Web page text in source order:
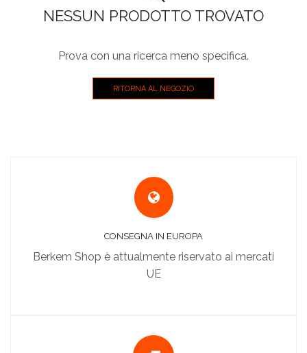
NESSUN PRODOTTO TROVATO
Prova con una ricerca meno specifica.
RITORNA AL NEGOZIO
CONSEGNA IN EUROPA
Berkem Shop è attualmente riservato ai mercati
UE